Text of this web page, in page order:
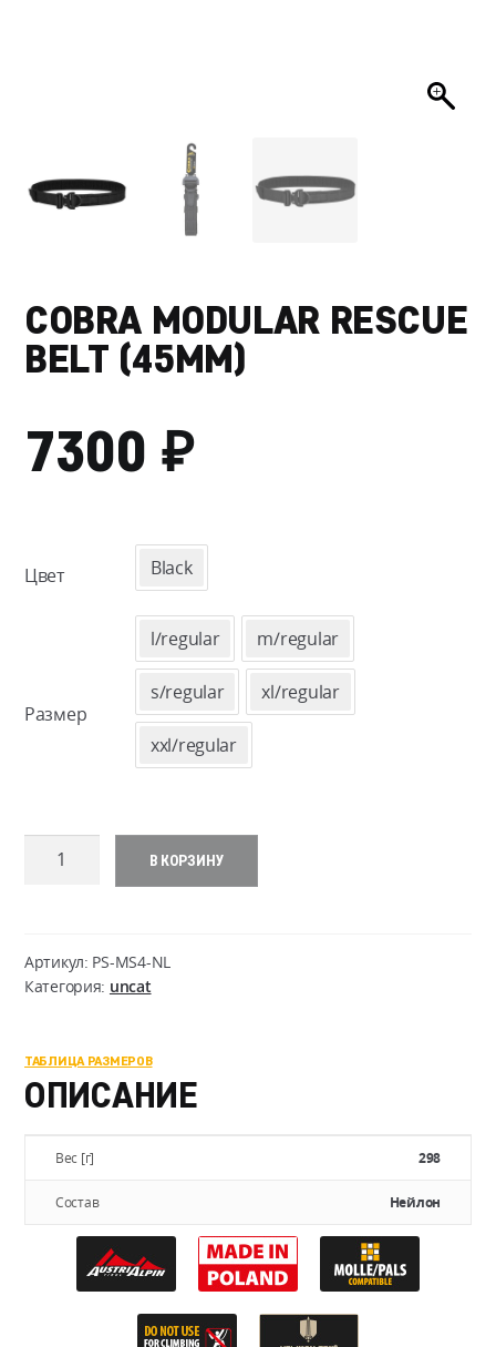
COBRA MODULAR RESCUE
BELT (45MM)
7300 ₽
Цвет Black
Размер
l/regular m/regular
s/regular xl/regular
xxl/regular
Количество
Rescue
Belt
В КОРЗИНУ
Артикул: PS-MS4-NL
Категория: uncat
ТАБЛИЦА РАЗМЕРОВ
ОПИСАНИЕ
Вес [г] 298
Состав Нейлон